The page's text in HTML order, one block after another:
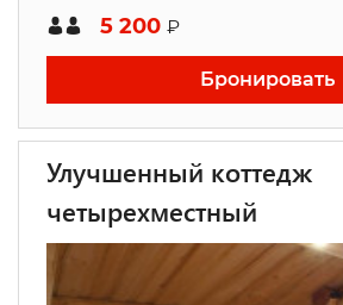
5 200 ₽
Бронировать
Улучшенный коттедж
четырехместный